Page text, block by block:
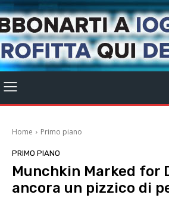
Home Primo piano
PRIMO PIANO
Munchkin Marked for
ancora un pizzico di